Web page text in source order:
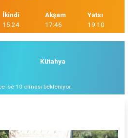
İkindi
15:24
Akşam
17:46
Yatsı
19:10
Kütahya
ise 10 olması bekleniyor.